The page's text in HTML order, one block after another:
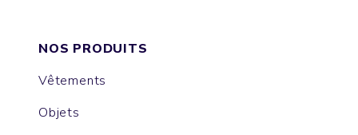
NOS PRODUITS
Vêtements
Objets